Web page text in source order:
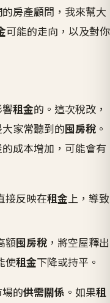
房產顧問，我來幫大
可能的走向，以及對你
租金的。這次稅改，
家常聽到的囤房稅 。
成本增加，可能會有
接反映在租金 上，導致
額囤房稅 ，將空屋釋出
使租金下降或持平。
的供需關係 。如果租